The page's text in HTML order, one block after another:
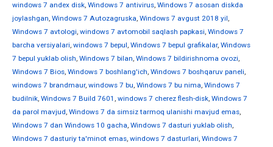
windows 7 andex disk, Windows 7 antivirus, Windows 7 asosan diskda
joylashgan, Windows 7 Autozagruska, Windows 7 avgust 2018 yil,
Windows 7 avtologi, windows 7 avtomobil saqlash papkasi, Windows 7
barcha versiyalari, windows 7 bepul, Windows 7 bepul grafikalar, Windows
7 bepul yuklab olish, Windows 7 bilan, Windows 7 bildirishnoma ovozi,
Windows 7 Bios, Windows 7 boshlang'ich, Windows 7 boshqaruv paneli,
windows 7 brandmaur, windows 7 bu, Windows 7 bu nima, Windows 7
budilnik, Windows 7 Build 7601 , windows 7 cherez flesh-disk, Windows 7
da parol mavjud, Windows 7 da simsiz tarmoq ulanishi mavjud emas,
Windows 7 dan Windows 10 gacha, Windows 7 dasturi yuklab olish,
Windows 7 dasturiy ta'minot emas, windows 7 dasturlari, Windows 7